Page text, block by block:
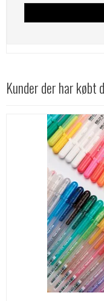
Kunder der har købt